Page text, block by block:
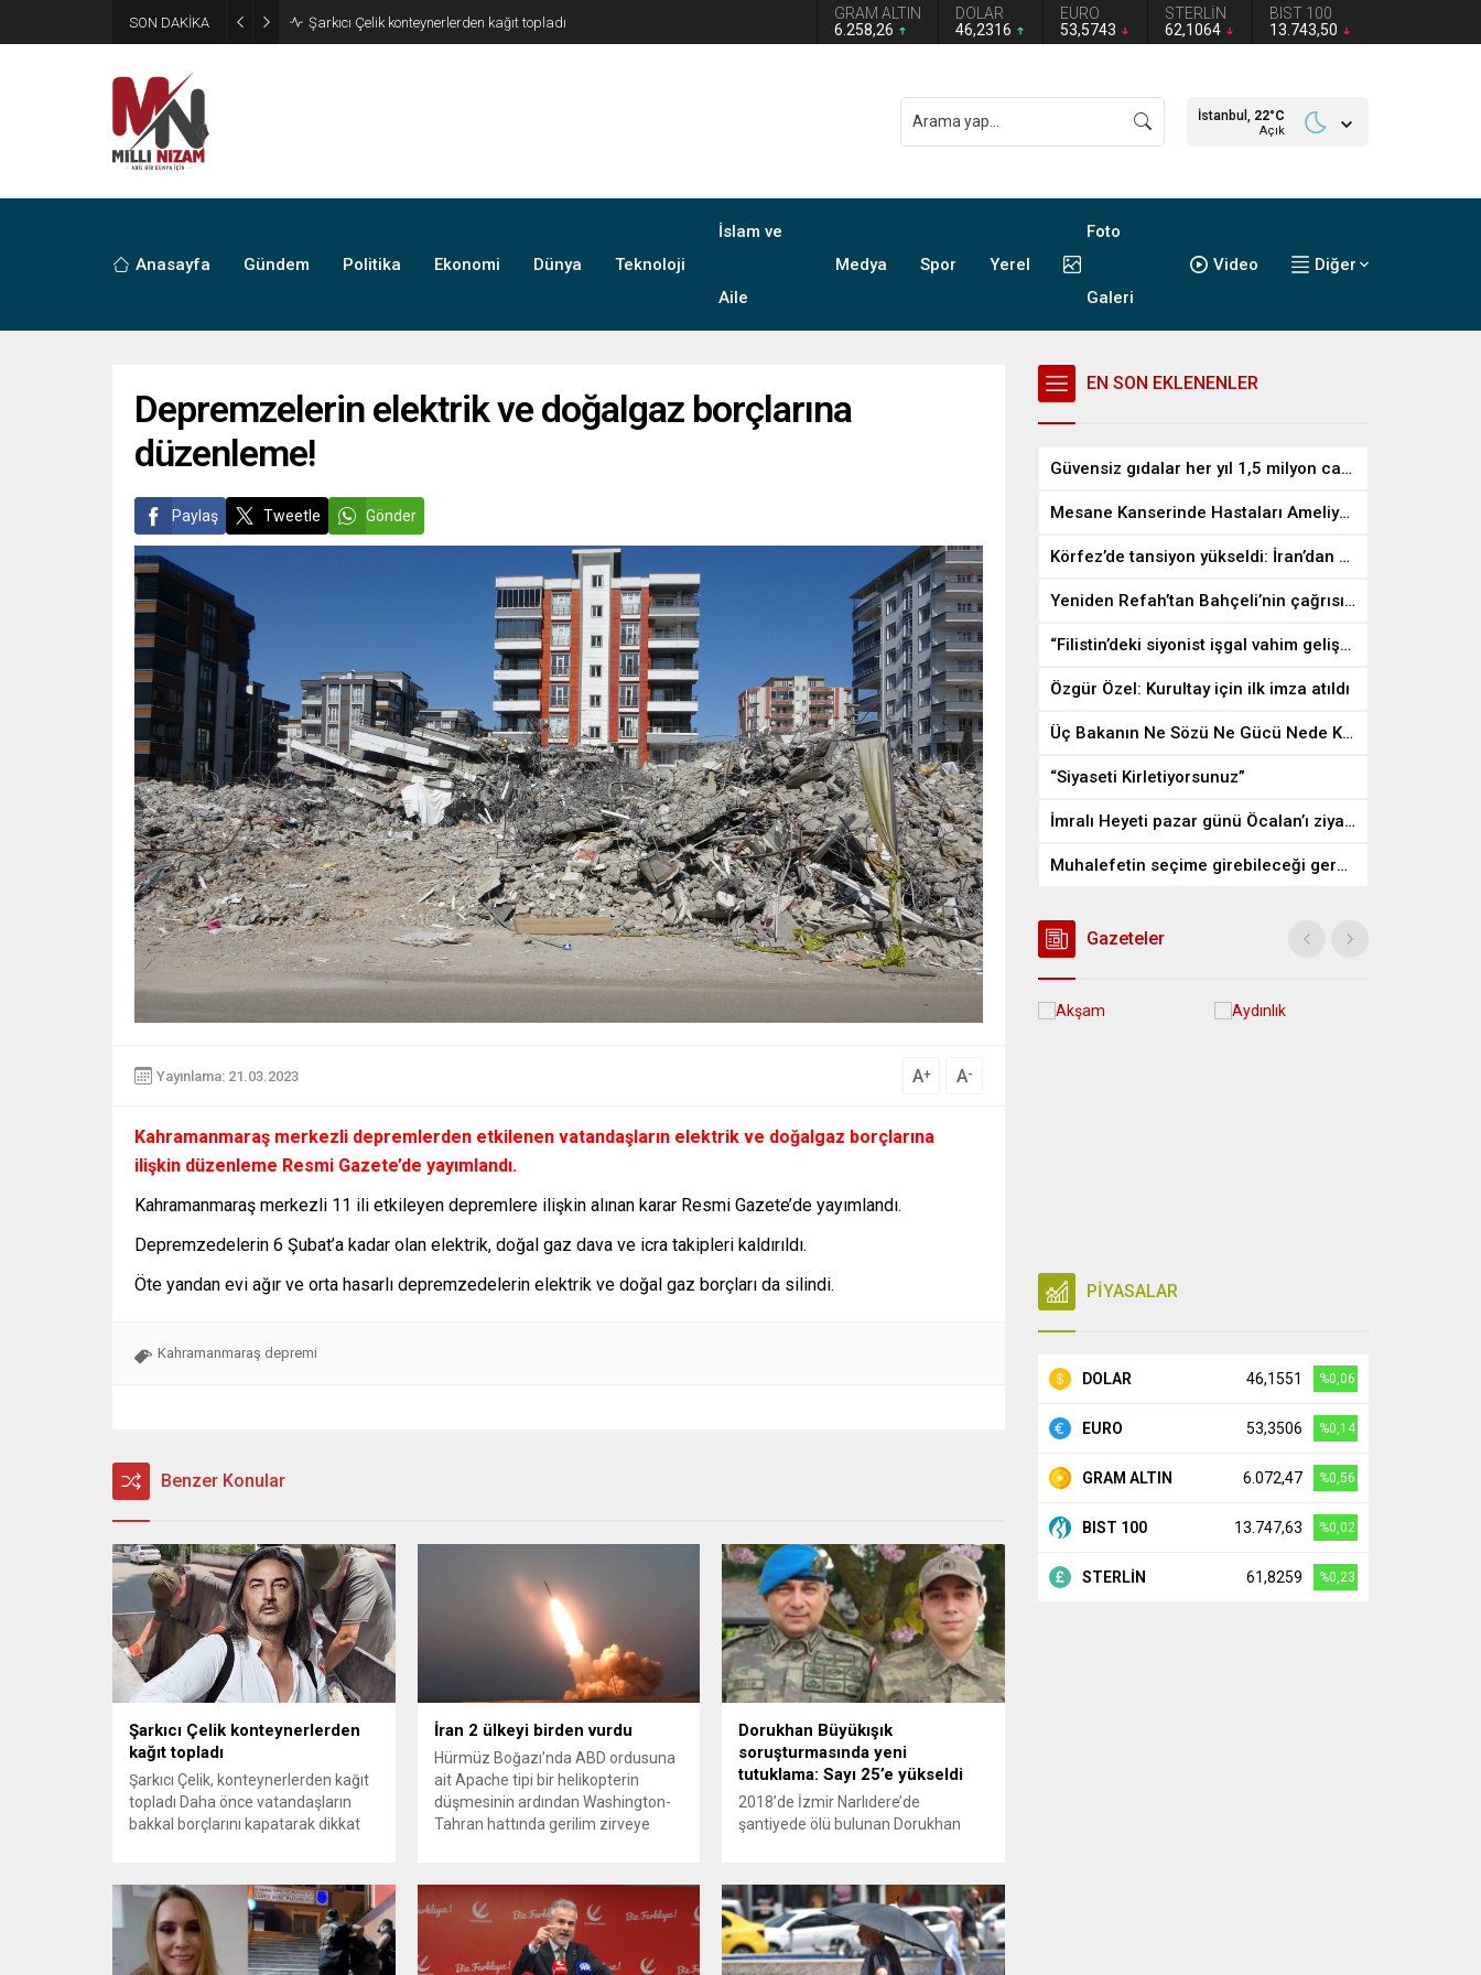
SON DAKİKA İran 2 ülkeyi birden vurdu
GRAM ALTIN
6.258,26
DOLAR
46,2316
EURO
53,5743
STERLİN
62,1064
BIST 100
13.743,50
İstanbul, 22°C
Açık
Anasayfa Gündem Politika Ekonomi Dünya Teknoloji
İslam ve
Aile
Medya Spor Yerel
Foto
Galeri
Video Diğer
Depremzelerin elektrik ve doğalgaz borçlarına
düzenleme!
Paylaş Tweetle Gönder
Yayınlama: 21.03.2023 A+ A-
Kahramanmaraş merkezli depremlerden etkilenen vatandaşların elektrik ve doğalgaz borçlarına
ilişkin düzenleme Resmi Gazete’de yayımlandı.
Kahramanmaraş merkezli 11 ili etkileyen depremlere ilişkin alınan karar Resmi Gazete’de yayımlandı.
Depremzedelerin 6 Şubat’a kadar olan elektrik, doğal gaz dava ve icra takipleri kaldırıldı.
Öte yandan evi ağır ve orta hasarlı depremzedelerin elektrik ve doğal gaz borçları da silindi.
Kahramanmaraş depremi
Benzer Konular
Şarkıcı Çelik konteynerlerden
kağıt topladı
Şarkıcı Çelik, konteynerlerden kağıt
topladı Daha önce vatandaşların
bakkal borçlarını kapatarak dikkat
Çelik, Samsun’un İlkadım ilçesinde
çöpten kağıt toplayarak geçimini
sağlayan Serpil Hanım’a destek
oldu. Çelik, sokaklardaki
İran 2 ülkeyi birden vurdu
Hürmüz Boğazı’nda ABD ordusuna
ait Apache tipi bir helikopterin
düşmesinin ardından Washington-
Tahran hattında gerilim zirveye
savunma sistemleri ve radarları
vurmasına, İran Devrim Muhafızları
Bahreyn ve Ürdün’deki Amerikan
askeri üslerini hedef alarak sert
Dorukhan Büyükışık
soruşturmasında yeni
tutuklama: Sayı 25’e yükseldi
2018’de İzmir Narlıdere’de
şantiyede ölü bulunan Dorukhan
artmaya devam ediyor. Son olarak
Olay Yeri İnceleme Büro Amiri
Atakan Kaçar’ın da tutuklanmasıyla
dosyadaki tutuklu sayısı 25’e
EN SON EKLENENLER
Güvensiz gıdalar her yıl 1,5 milyon can alıyor
Mesane Kanserinde Hastaları Ameliyattan Kurtaran İlaç
Körfez’de tansiyon yükseldi: İran’dan ABD üslerine misilleme
Yeniden Refah’tan Bahçeli’nin çağrısına destek
“Filistin’deki siyonist işgal vahim gelişmelere gebe”
Özgür Özel: Kurultay için ilk imza atıldı
Üç Bakanın Ne Sözü Ne Gücü Nede Kudreti Yetmedi
“Siyaseti Kirletiyorsunuz”
İmralı Heyeti pazar günü Öcalan’ı ziyaret edecek
Muhalefetin seçime girebileceği gerçek bir alan kalmayabilir
Gazeteler
PİYASALAR
DOLAR 46,1551 %0,06
EURO 53,3506 %0,14
GRAM ALTIN 6.072,47 %0,56
BIST 100 13.747,63 %0,02
STERLİN 61,8259 %0,23